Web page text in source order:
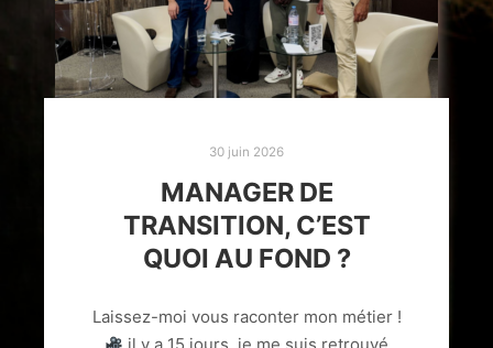
30 juin 2026
MANAGER DE
TRANSITION, C’EST
QUOI AU FOND ?
Laissez-moi vous raconter mon métier !
il y a 15 jours, je me suis retrouvé